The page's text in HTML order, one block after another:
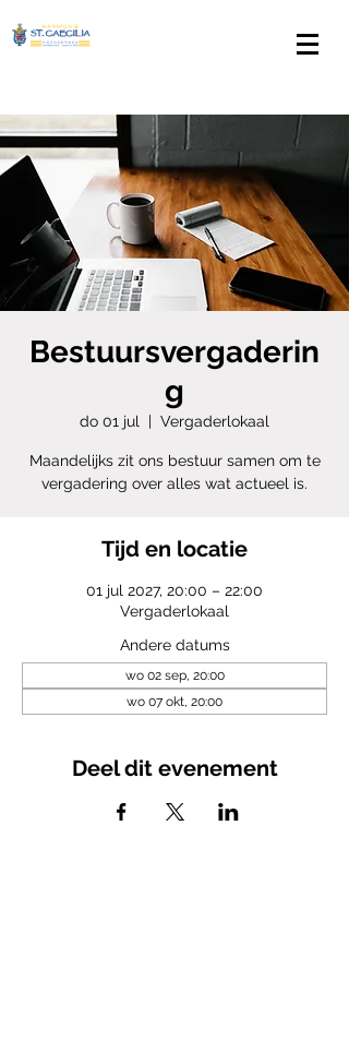
Bestuursvergaderin
g
do 01 jul
  |
Vergaderlokaal
Maandelijks zit ons bestuur samen om te
vergadering over alles wat actueel is.
Tijd en locatie
01 jul 2027, 20:00 – 22:00
Vergaderlokaal
Andere datums
wo 02 sep, 20:00
wo 07 okt, 20:00
Deel dit evenement